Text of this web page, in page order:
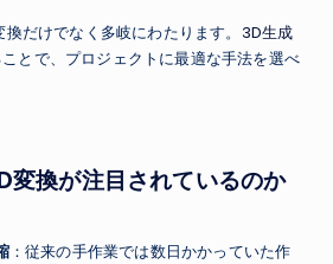
だけでなく多岐にわたります。 3D生成
とで、プロジェクトに最適な手法を選べ
換が注目されているのか
：従来の手作業では数日かかっていた作